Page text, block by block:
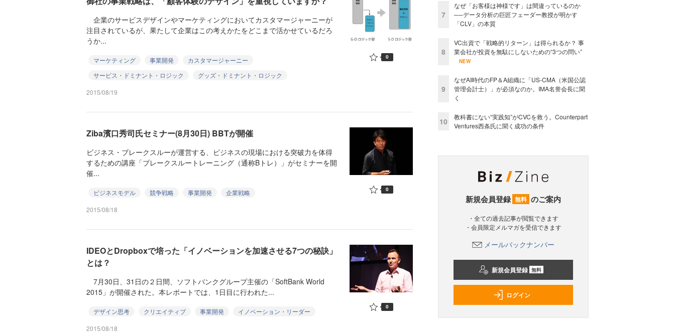
企業のサービスデザインやマーケティングにおいてカスタマージャーニーが
注目されているが、果たして企業はこの考えかたをどこまで活かせているだろ
うか...
マーケティング 事業開発
カスタマージャーニー
サービス・ドミナント・ロジック
グッズ・ドミナント・ロジック
2015/08/19
0
Ziba濱口秀司氏セミナー(8月30日) BBTが開催
ビジネス・ブレークスルーが運営する、ビジネスの現場における突破力を体得
するための講座「ブレークスルートレーニング（通称Bトレ）」がセミナーを開
催...
ビジネスモデル 競争戦略 事業開発
企業戦略
2015/08/18
0
IDEOとDropboxで培った「イノベーションを加速させる7つの秘訣」
とは？
7月30日、31日の２日間、ソフトバンクグループ主催の「SoftBank World
2015」が開催された。本レポートでは、1日目に行われた...
デザイン思考 クリエイティブ 事業開発
イノベーション・リーダー
2015/08/18
0
7
なぜ「お客様は神様です」は間違っているのか
──データ分析の巨匠フェーダー教授が明かす
「CLV」の本質
8
VC出資で「戦略的リターン」は得られるか？ 事
業会社が投資を無駄にしないための“3つの問い”
NEW
9
なぜAI時代のFP＆A組織に「US-CMA（米国公認
管理会計士）」が必須なのか。IMA名誉会長に聞
く
10
教科書にない“実践知”がCVCを救う。Counterpart
Ventures西条氏に聞く成功の条件
新規会員登録 無料 のご案内
・全ての過去記事が閲覧できます
・会員限定メルマガを受信できます
メールバックナンバー
新規会員登録 無料
ログイン